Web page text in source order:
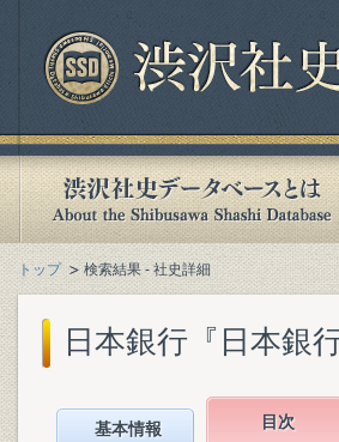
トップ 検索結果 - 社史詳細
日本銀行『日本銀
基本情報 目次